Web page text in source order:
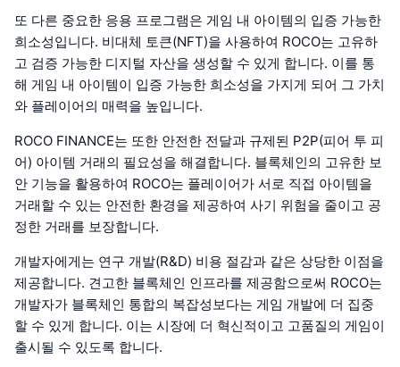
또 다른 중요한 응용 프로그램은 게임 내 아이템의 입증 가능한
희소성입니다. 비대체 토큰(NFT)을 사용하여 ROCO는 고유하
고 검증 가능한 디지털 자산을 생성할 수 있게 합니다. 이를 통
해 게임 내 아이템이 입증 가능한 희소성을 가지게 되어 그 가치
와 플레이어의 매력을 높입니다.
ROCO FINANCE는 또한 안전한 전달과 규제된 P2P(피어 투 피
어) 아이템 거래의 필요성을 해결합니다. 블록체인의 고유한 보
안 기능을 활용하여 ROCO는 플레이어가 서로 직접 아이템을
거래할 수 있는 안전한 환경을 제공하여 사기 위험을 줄이고 공
정한 거래를 보장합니다.
개발자에게는 연구 개발(R&D) 비용 절감과 같은 상당한 이점을
제공합니다. 견고한 블록체인 인프라를 제공함으로써 ROCO는
개발자가 블록체인 통합의 복잡성보다는 게임 개발에 더 집중
할 수 있게 합니다. 이는 시장에 더 혁신적이고 고품질의 게임이
출시될 수 있도록 합니다.